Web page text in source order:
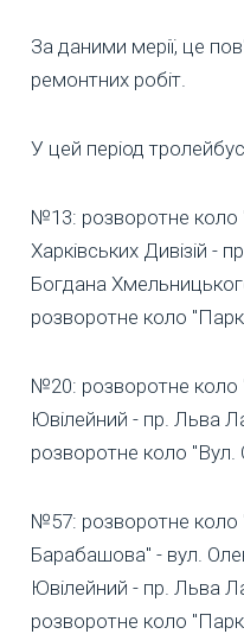
За даними мерії, це
ремонтних робіт.
У цей період
№13: розворотне коло
Харківських Дивізій -
Богдана
розворотне коло "Парк
№20: розворотне коло
Ювілейний - пр. Льва
розворотне коло "Вул.
№57: розворотне коло
Барабашова" - вул.
Ювілейний - пр. Льва
розворотне коло "Парк